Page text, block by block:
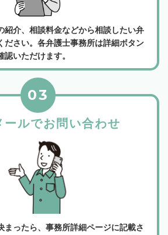
紹介、相談料金などから相談したい弁
ださい。各弁護士事務所は詳細ボタン
いただけます。
ールでお問い合わせ
03
まったら、事務所詳細ページに記載さ